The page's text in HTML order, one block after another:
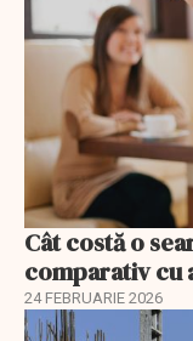
Cât costă o
comparativ cu
24 FEBRUARIE 2026